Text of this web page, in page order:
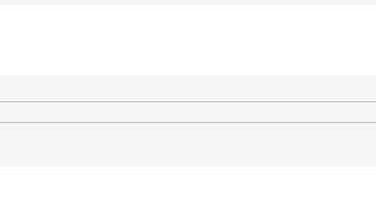
Guardar mi nombre, correo electrónico y